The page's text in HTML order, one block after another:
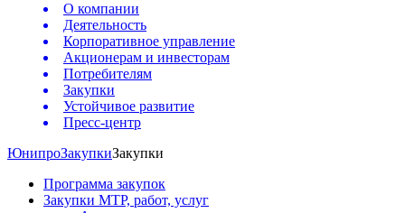
О компании
Деятельность
Корпоративное управление
Акционерам и инвесторам
Потребителям
Закупки
Устойчивое развитие
Пресс-центр
ЮнипроЗакупкиЗакупки
Программа закупок
Закупки МТР, работ, услуг